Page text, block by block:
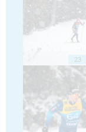
23